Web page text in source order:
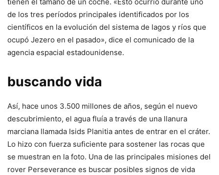
tienen el tamaño de un coche. «Esto ocurrió durante uno
de los tres períodos principales identificados por los
científicos en la evolución del sistema de lagos y ríos que
ocupó Jezero en el pasado», dice el comunicado de la
agencia espacial estadounidense.
buscando vida
Así, hace unos 3.500 millones de años, según el nuevo
descubrimiento, el agua fluía a través de una llanura
marciana llamada Isids Planitia antes de entrar en el cráter.
Lo hizo con fuerza suficiente para sostener las rocas que
se muestran en la foto. Una de las principales misiones del
rover Perseverance es buscar posibles signos de vida